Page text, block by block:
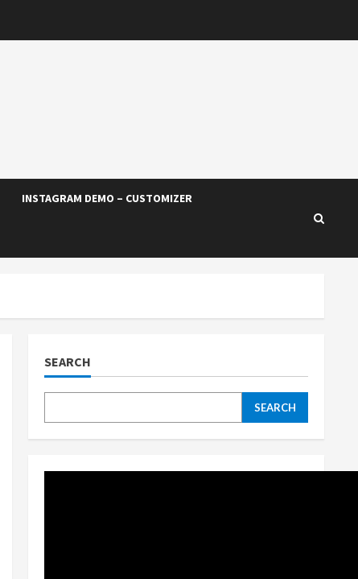
INSTAGRAM DEMO – CUSTOMIZER
SEARCH
SEARCH